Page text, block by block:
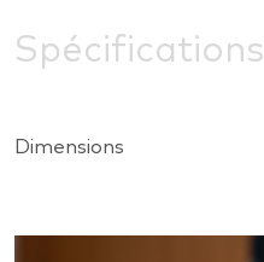
Spécifications
Dimensions